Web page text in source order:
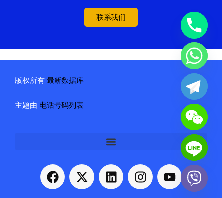
联系我们
版权所有 最新数据库
主题由 电话号码列表
F
a
X
-
L
i
I
n
Y
o